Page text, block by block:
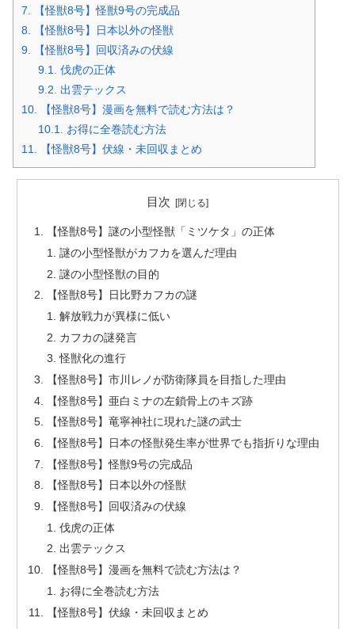
7. 【怪獣8号】怪獣9号の完成品
8. 【怪獣8号】日本以外の怪獣
9. 【怪獣8号】回収済みの伏線
9.1. 伐虎の正体
9.2. 出雲テックス
10. 【怪獣8号】漫画を無料で読む方法は？
10.1. お得に全巻読む方法
11. 【怪獣8号】伏線・未回収まとめ
目次
【怪獣8号】謎の小型怪獣「ミツケタ」の正体
謎の小型怪獣がカフカを選んだ理由
謎の小型怪獣の目的
【怪獣8号】日比野カフカの謎
解放戦力が異様に低い
カフカの謎発言
怪獣化の進行
【怪獣8号】市川レノが防衛隊員を目指した理由
【怪獣8号】亜白ミナの左鎖骨上のキズ跡
【怪獣8号】竜寧神社に現れた謎の武士
【怪獣8号】日本の怪獣発生率が世界でも指折りな理由
【怪獣8号】怪獣9号の完成品
【怪獣8号】日本以外の怪獣
【怪獣8号】回収済みの伏線
伐虎の正体
出雲テックス
【怪獣8号】漫画を無料で読む方法は？
お得に全巻読む方法
【怪獣8号】伏線・未回収まとめ